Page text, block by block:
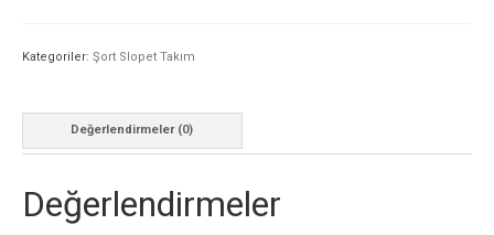
Kategoriler: Şort Slopet Takım
Değerlendirmeler (0)
Değerlendirmeler